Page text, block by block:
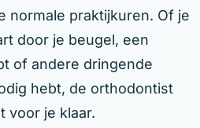
normale praktijkuren. Of je
door je beugel, een
of andere dringende
hebt, de orthodontist
voor je klaar.